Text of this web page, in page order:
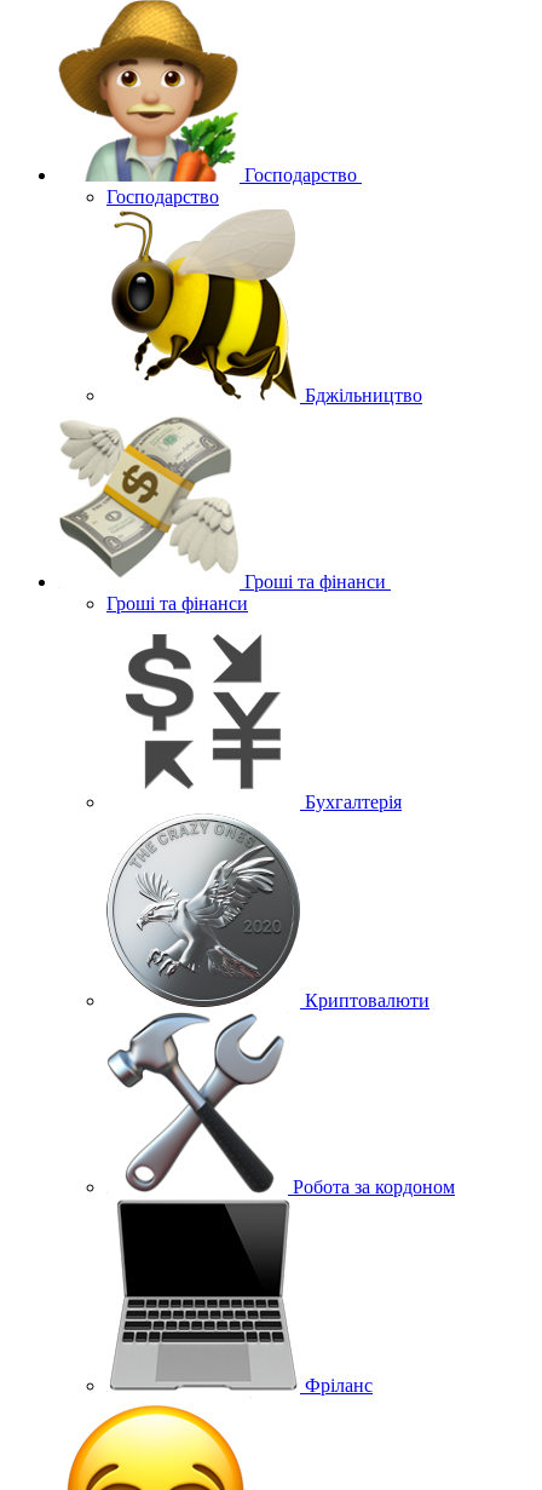
Господарство
Господарство
Бджільництво
Гроші та фінанси
Гроші та фінанси
Бухгалтерія
Криптовалюти
Робота за кордоном
Фріланс